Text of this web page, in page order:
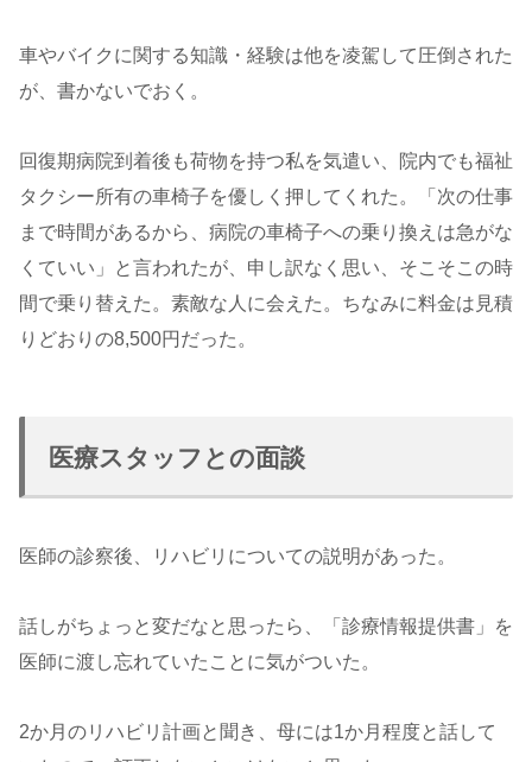
車やバイクに関する知識・経験は他を凌駕して圧倒された
が、書かないでおく。
回復期病院到着後も荷物を持つ私を気遣い、院内でも福祉
タクシー所有の車椅子を優しく押してくれた。「次の仕事
まで時間があるから、病院の車椅子への乗り換えは急がな
くていい」と言われたが、申し訳なく思い、そこそこの時
間で乗り替えた。素敵な人に会えた。ちなみに料金は見積
りどおりの8,500円だった。
医療スタッフとの面談
医師の診察後、リハビリについての説明があった。
話しがちょっと変だなと思ったら、「診療情報提供書」を
医師に渡し忘れていたことに気がついた。
2か月のリハビリ計画と聞き、母には1か月程度と話して